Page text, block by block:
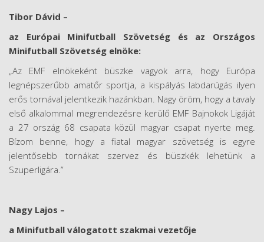
Tibor Dávid –
az Európai Minifutball Szövetség és az Országos
Minifutball Szövetség elnöke:
„Az EMF elnökeként büszke vagyok arra, hogy Európa
legnépszerűbb amatőr sportja, a kispályás labdarúgás ilyen
erős tornával jelentkezik hazánkban. Nagy öröm, hogy a tavaly
első alkalommal megrendezésre kerülő EMF Bajnokok Ligáját
a 27 ország 68 csapata közül magyar csapat nyerte meg.
Bízom benne, hogy a fiatal magyar szövetség is egyre
jelentősebb tornákat szervez és büszkék lehetünk a
Szuperligára.”
Nagy Lajos –
a Minifutball válogatott szakmai vezetője